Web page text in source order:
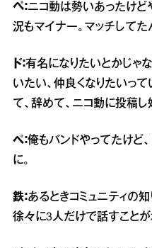
ペ：ニコ動は勢いあったけど
況もマイナー。マッチしてた
ド：有名になりたいとかじゃ
いたい、仲良くなりたいっ
て、辞めて、ニコ動に投稿し
ぺ：俺もバンドやってたけど
に。
鉄：あるときコミュニティの
徐々に3人だけで話すことが